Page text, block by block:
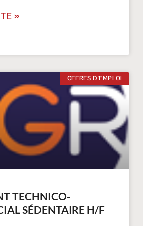
»
OFFRES D'EMPLOI
TECHNICO-
SÉDENTAIRE H/F